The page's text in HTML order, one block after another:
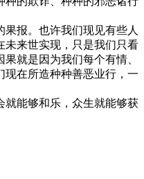
报。也许我们现见有些人
未来世实现，只是我们只看
就是因为我们每个有情、
在所造种种善恶业行，一
能够和乐，众生就能够获